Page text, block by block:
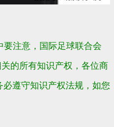
要注意， 国际足球联合会
的所有知识产权，各位商
遵守知识产权法规，如您